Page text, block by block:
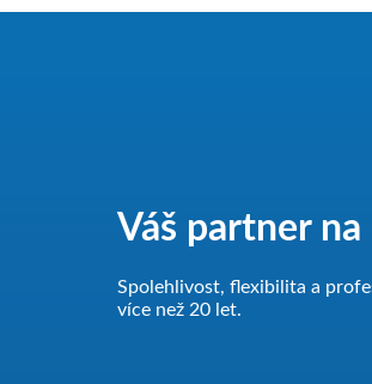
Váš partner
Spolehlivost, flexibilita a
více než 20 let.